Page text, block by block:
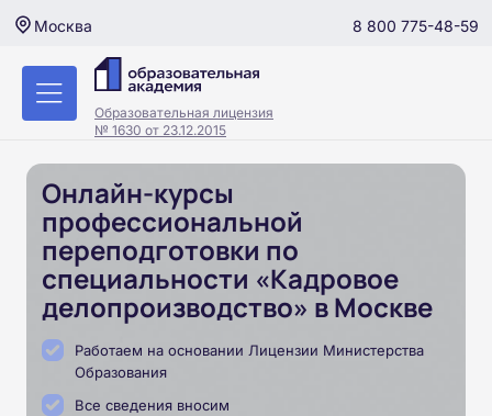
Москва 8 800 775-48-59
Образовательная лицензия
№ 1630 от 23.12.2015
Онлайн-курсы
профессиональной
переподготовки по
специальности «Кадровое
делопроизводство» в Москве
Работаем на основании Лицензии Министерства
Образования
Все сведения вносим